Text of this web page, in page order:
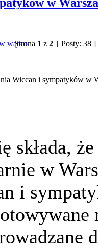
Strona 1 z 2 [ Posty: 38 ]
Wiccan i sympatyków w
składa,
w
i